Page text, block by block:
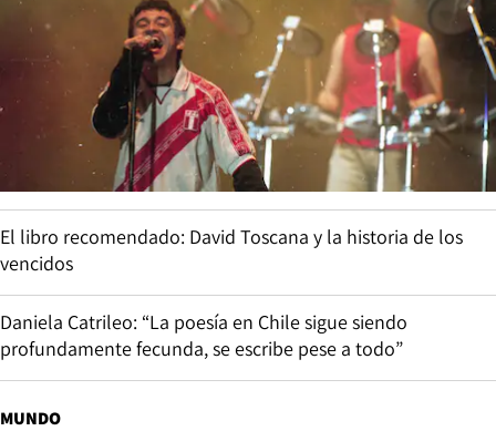
El libro recomendado: David Toscana y la historia de los
vencidos
Daniela Catrileo: “La poesía en Chile sigue siendo
profundamente fecunda, se escribe pese a todo”
MUNDO